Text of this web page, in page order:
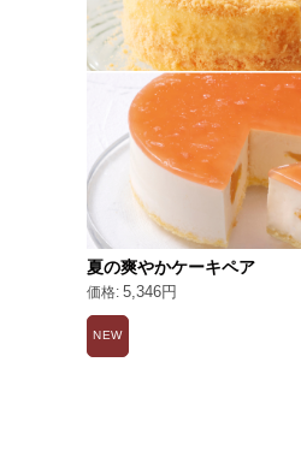
夏の爽やかケーキペア
5,346円
NEW